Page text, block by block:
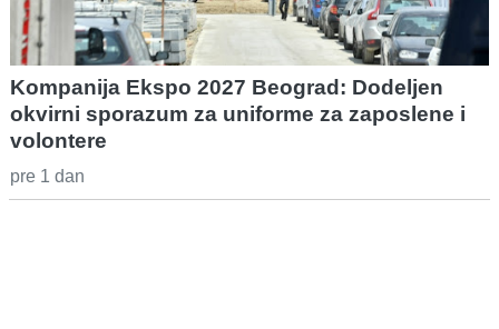
Kompanija Ekspo 2027 Beograd: Dodeljen
okvirni sporazum za uniforme za zaposlene i
volontere
pre 1 dan